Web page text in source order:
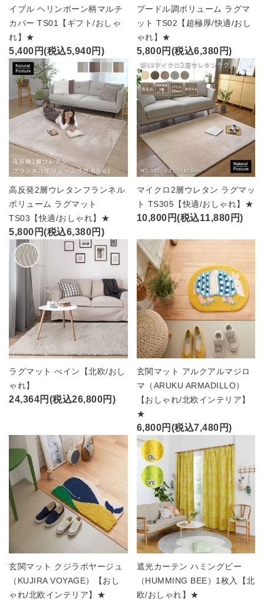
イブル ヘリンボーン柄マルチ
カバー TS01【ギフト/おしゃ
れ】★
5,400円(税込5,940円)
プードル調ボリューム ラグマ
ット TS02【超極厚/快適/おし
ゃれ】★
5,800円(税込6,380円)
高反発2層ウレタンフランネル
ボリューム ラグマット
TS03【快適/おしゃれ】★
5,800円(税込6,380円)
マイクロ2層ウレタン ラグマッ
ト TS305【快適/おしゃれ】★
10,800円(税込11,880円)
ラグマット べイン【北欧/おし
ゃれ】
24,364円(税込26,800円)
玄関マット アルクアルマジロ
マ（ARUKU ARMADILLO）
【おしゃれ/北欧インテリア】
★
6,800円(税込7,480円)
玄関マット クジラボヤージュ
（KUJIRA VOYAGE）【おし
ゃれ/北欧インテリア】★
遮光カーテン ハミングビー
（HUMMING BEE）1枚入【北
欧/おしゃれ】★